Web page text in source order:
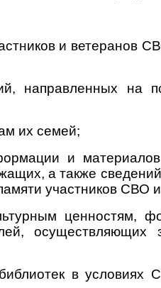
и ветеранов
направленных на
их семей;
и
а также
участников СВО
ценностям,
в